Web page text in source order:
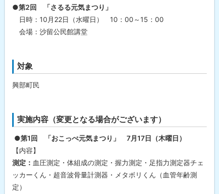
●第2回 「さるる元気まつり」
日時：10月22日（水曜日） 10：00～15：00
会場：沙留公民館講堂
対象
興部町民
実施内容（変更となる場合がございます）
●第1回 「おこっぺ元気まつり」 7月17日（木曜日）
【内容】
測定： 血圧測定・体組成の測定・握力測定・足指力測定器チェ
ッカーくん・超音波骨量計測器・メタボリくん（血管年齢測
定）